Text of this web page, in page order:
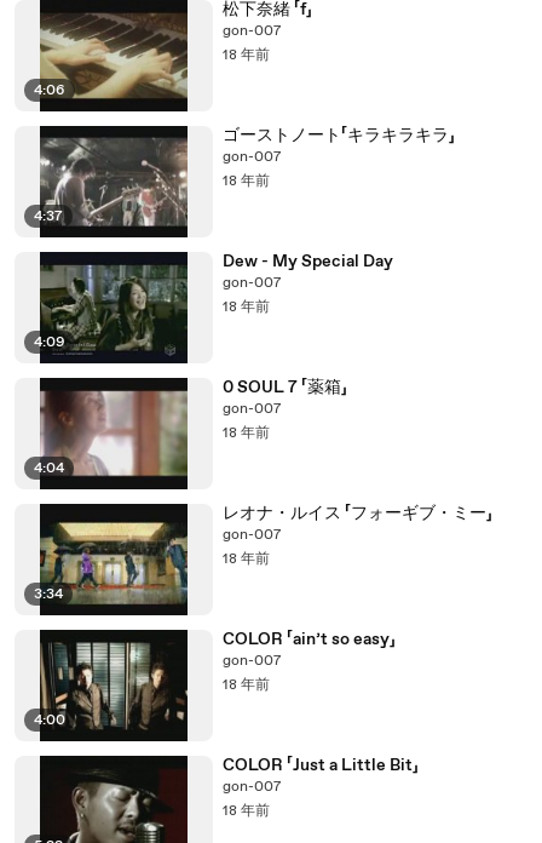
4:06
松下奈緒 「f」
gon-007
18 年前
4:37
ゴーストノート「キラキラキラ」
gon-007
18 年前
4:09
Dew - My Special Day
gon-007
18 年前
4:04
0 SOUL 7 「薬箱」
gon-007
18 年前
3:34
レオナ・ルイス 「フォーギブ・ミー」
gon-007
18 年前
4:00
COLOR 「ain’t so easy」
gon-007
18 年前
COLOR 「Just a Little Bit」
gon-007
18 年前